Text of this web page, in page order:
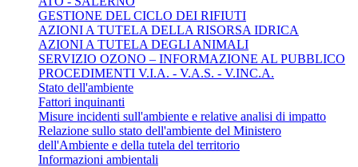
GESTIONE DEL CICLO DEI RIFIUTI
AZIONI A TUTELA DELLA RISORSA IDRICA
AZIONI A TUTELA DEGLI ANIMALI
SERVIZIO OZONO – INFORMAZIONE AL PUBBLICO
PROCEDIMENTI V.I.A. - V.A.S. - V.INC.A.
Stato dell'ambiente
Fattori inquinanti
Misure incidenti sull'ambiente e relative analisi di impatto
Relazione sullo stato dell'ambiente del Ministero
dell'Ambiente e della tutela del territorio
Informazioni ambientali